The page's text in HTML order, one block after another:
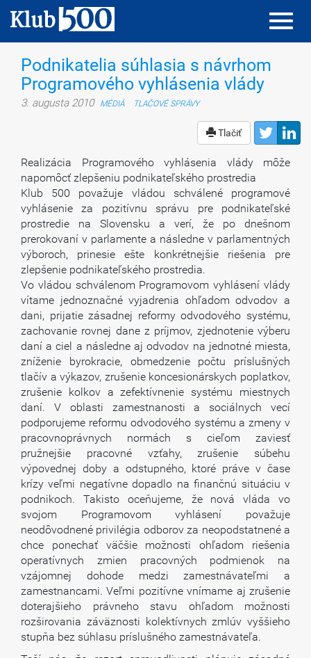
Podnikatelia súhlasia s návrhom
Programového vyhlásenia vlády
3. augusta 2010 MÉDIÁ TLAČOVÉ SPRÁVY
Tlačiť
Realizácia Programového vyhlásenia vlády môže
napomôcť zlepšeniu podnikateľského prostredia
Klub 500 považuje vládou schválené programové
vyhlásenie za pozitívnu správu pre podnikateľské
prostredie na Slovensku a verí, že po dnešnom
prerokovaní v parlamente a následne v parlamentných
výboroch, prinesie ešte konkrétnejšie riešenia pre
zlepšenie podnikateľského prostredia.
Vo vládou schválenom Programovom vyhlásení vlády
vítame jednoznačné vyjadrenia ohľadom odvodov a
dani, prijatie zásadnej reformy odvodového systému,
zachovanie rovnej dane z príjmov, zjednotenie výberu
daní a ciel a následne aj odvodov na jednotné miesta,
zníženie byrokracie, obmedzenie počtu príslušných
tlačív a výkazov, zrušenie koncesionárskych poplatkov,
zrušenie kolkov a zefektívnenie systému miestnych
daní. V oblasti zamestnanosti a sociálnych vecí
podporujeme reformu odvodového systému a zmeny v
pracovnoprávnych normách s cieľom zaviesť
pružnejšie pracovné vzťahy, zrušenie súbehu
výpovednej doby a odstupného, ktoré práve v čase
krízy veľmi negatívne dopadlo na finančnú situáciu v
podnikoch. Takisto oceňujeme, že nová vláda vo
svojom Programovom vyhlásení považuje
neodôvodnené privilégia odborov za neopodstatnené a
chce ponechať väčšie možnosti ohľadom riešenia
operatívnych zmien pracovných podmienok na
vzájomnej dohode medzi zamestnávateľmi a
zamestnancami. Veľmi pozitívne vnímame aj zrušenie
doterajšieho právneho stavu ohľadom možnosti
rozširovania záväznosti kolektívnych zmlúv vyššieho
stupňa bez súhlasu príslušného zamestnávateľa.